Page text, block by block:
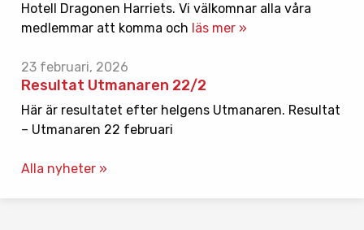
Hotell Dragonen Harriets. Vi välkomnar alla våra
medlemmar att komma och läs mer »
23 februari, 2026
Resultat Utmanaren 22/2
Här är resultatet efter helgens Utmanaren. Resultat
– Utmanaren 22 februari
Alla nyheter »